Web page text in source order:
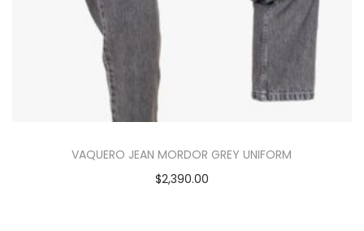
VAQUERO JEAN MORDOR GREY UNIFORM
$2,390.00